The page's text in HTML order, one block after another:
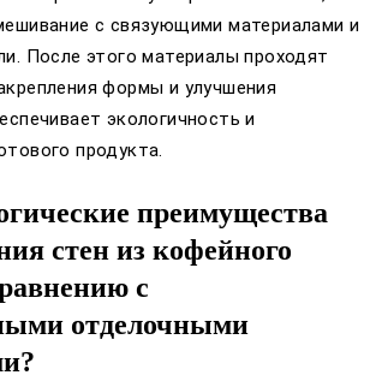
с связующими материалами и
После этого материалы проходят
формы и улучшения
экологичность и
продукта.
преимущества
стен из кофейного
с
отделочными